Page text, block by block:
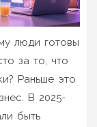
люди готовы
за то, что
Раньше это
В 2025-
быть